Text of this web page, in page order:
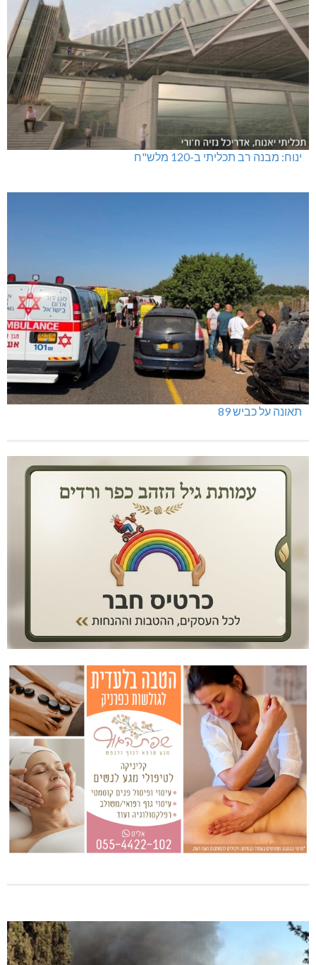
ינוח: מבנה רב תכליתי ב-120 מלש"ח
תאונה על כביש 89